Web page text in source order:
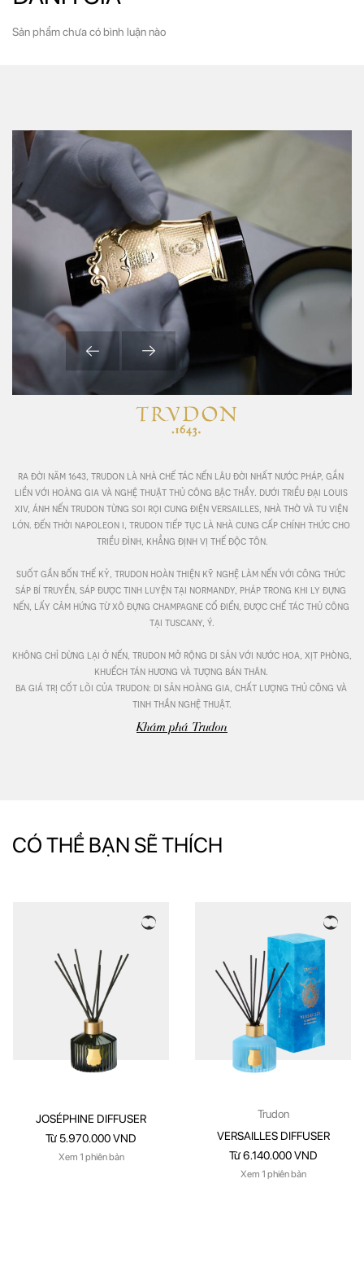
được kết thành vòng hoa đeo cổ. Được tôn kính trong đời sống tâm linh,
Sản phẩm chưa có bình luận nào
ra đời năm 1643, trudon là nhà chế tác nến lâu đời nhất nước pháp, gắn
liền với hoàng gia và nghệ thuật thủ công bậc thầy. dưới triều đại louis
xiv, ánh nến trudon từng soi rọi cung điện versailles, nhà thờ và tu viện
lớn. đến thời napoleon i, trudon tiếp tục là nhà cung cấp chính thức cho
triều đình, khẳng định vị thế độc tôn.
suốt gần bốn thế kỷ, trudon hoàn thiện kỹ nghệ làm nến với công thức
sáp bí truyền, sáp được tinh luyện tại normandy, pháp trong khi ly đựng
nến, lấy cảm hứng từ xô đựng champagne cổ điển, được chế tác thủ công
tại tuscany, ý.
không chỉ dừng lại ở nến, trudon mở rộng di sản với nước hoa, xịt phòng,
khuếch tán hương và tượng bán thân.
ba giá trị cốt lõi của trudon: di sản hoàng gia, chất lượng thủ công và
tinh thần nghệ thuật.
Khám phá Trudon
CÓ THỂ BẠN SẼ THÍCH
JOSÉPHINE DIFFUSER
Từ 5.970.000 VND
Xem 1 phiên bản
Trudon
VERSAILLES DIFFUSER
Từ 6.140.000 VND
Xem 1 phiên bản